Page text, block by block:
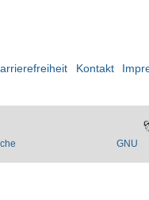
Kontakt
GNU